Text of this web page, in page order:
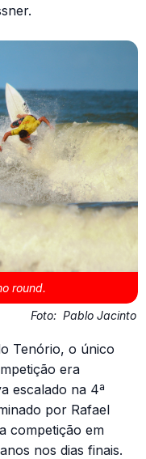
round.
Foto: Pablo Jacinto
Tenório, o único
era
escalado na 4ª
por Rafael
competição em
nos dias finais.